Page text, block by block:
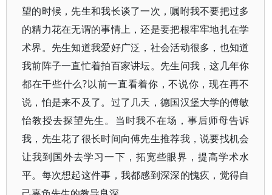
望的时候，先生和我长谈了一次，嘱咐我不要把过多
的精力花在无谓的事情上，还是要把根牢牢地扎在学
术界。先生知道我爱好广泛，社会活动很多，也知道
我前阵子一直忙着拍百家讲坛。先生问我，这几年你
都在干些什么?以前一直看着你，不说你，现在再不
说，怕是来不及了。过了几天，德国汉堡大学的傅敏
怡教授去探望先生。当时我不在场，事后师母告诉
我，先生花了很长时间向傅先生推荐我，说要找机会
让我到国外去学习一下，拓宽些眼界，提高学术水
平。每次想起这件事，我都感到深深的愧疚，觉得自